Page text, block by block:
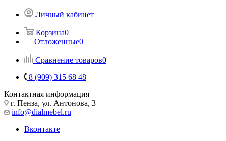
Личный кабинет
Корзина0
Отложенные0
Сравнение товаров0
8 (909) 315 68 48
Контактная информация
г. Пенза, ул. Антонова, 3
info@dialmebel.ru
Вконтакте